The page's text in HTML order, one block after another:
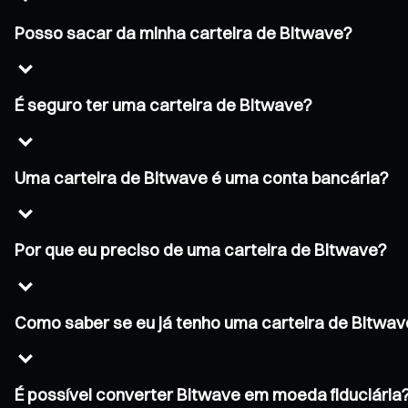
Posso sacar da minha carteira de Bitwave?
É seguro ter uma carteira de Bitwave?
Uma carteira de Bitwave é uma conta bancária?
Por que eu preciso de uma carteira de Bitwave?
Como saber se eu já tenho uma carteira de
É possível converter Bitwave em moeda